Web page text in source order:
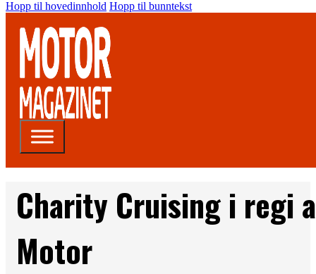
Hopp til hovedinnhold Hopp til bunntekst
Charity Cruising i regi
Motor